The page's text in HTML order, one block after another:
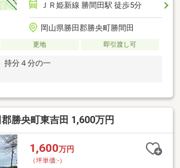
ＪＲ姫新線 勝間田駅 徒歩5分
岡山県勝田郡勝央町勝間田
更地 即引渡し可
持分４分の一
勝央町東吉田 1,600万円
1,600万円
（坪単価:-）